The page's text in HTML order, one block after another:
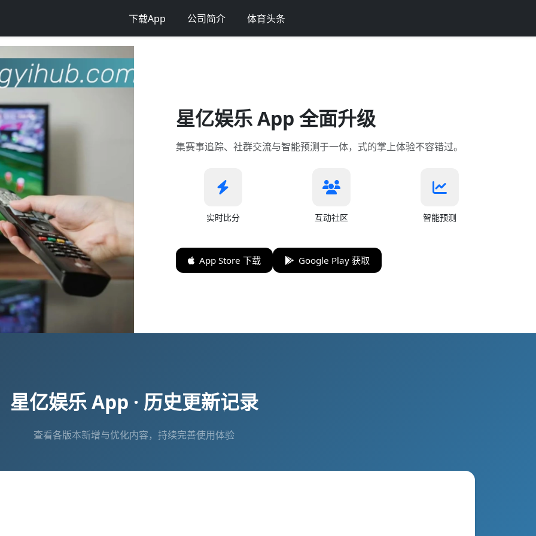
下载App 公司简介 体育头条
星亿娱乐 App 全面升级
集赛事追踪、社群交流与智能预测于一体，式的掌上体验不容错过。
实时比分 互动社区 智能预测
App Store 下载 Google Play 获取
星亿娱乐 App · 历史更新记录
查看各版本新增与优化内容，持续完善使用体验